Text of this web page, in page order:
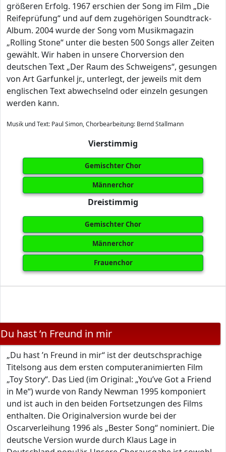
größeren Erfolg. 1967 erschien der Song im Film „Die
Reifeprüfung“ und auf dem zugehörigen Soundtrack-
Album. 2004 wurde der Song vom Musikmagazin
„Rolling Stone“ unter die besten 500 Songs aller Zeiten
gewählt. Wir haben in unsere Chorversion den
deutschen Text „Der Raum des Schweigens“, gesungen
von Art Garfunkel jr., unterlegt, der jeweils mit dem
englischen Text abwechselnd oder einzeln gesungen
werden kann.
Musik und Text: Paul Simon, Chorbearbeitung: Bernd Stallmann
Vierstimmig
Gemischter Chor
Männerchor
Dreistimmig
Gemischter Chor
Männerchor
Frauenchor
Du hast ’n Freund in mir
„Du hast ’n Freund in mir“ ist der deutschsprachige
Titelsong aus dem ersten computeranimierten Film
„Toy Story“. Das Lied (im Original: „You’ve Got a Friend
in Me“) wurde von Randy Newman 1995 komponiert
und ist auch in den beiden Fortsetzungen des Films
enthalten. Die Originalversion wurde bei der
Oscarverleihung 1996 als „Bester Song“ nominiert. Die
deutsche Version wurde durch Klaus Lage in